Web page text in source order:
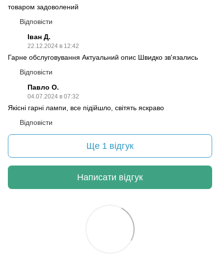
товаром задоволений
Відповісти
Іван Д.
22.12.2024 в 12:42
Гарне обслуговування Актуальний опис Швидко зв'язались
Відповісти
Павло О.
04.07.2024 в 07:32
Якісні гарні лампи, все підійшло, світять яскраво
Відповісти
Ще 1 відгук
Написати відгук